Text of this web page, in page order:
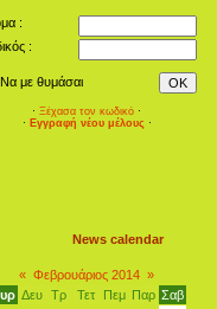
:
:
Να με θυμάσαι
· Ξέχασα τον κωδικό ·
· Εγγραφή νέου μέλους ·
News calendar
« Φεβρουάριος 2014 »
Δευ Τρ Τετ Πεμ Παρ Σαβ